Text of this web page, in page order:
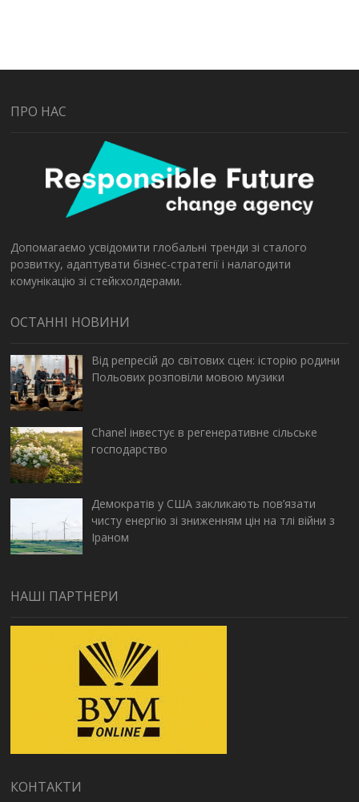
ПРО НАС
Допомагаємо усвідомити глобальні тренди зі сталого
розвитку, адаптувати бізнес-стратегії і налагодити
комунікацію зі стейкхолдерами.
ОСТАННІ НОВИНИ
Від репресій до світових сцен: історію родини
Польових розповіли мовою музики
Chanel інвестує в регенеративне сільське
господарство
Демократів у США закликають пов’язати
чисту енергію зі зниженням цін на тлі війни з
Іраном
НАШІ ПАРТНЕРИ
КОНТАКТИ